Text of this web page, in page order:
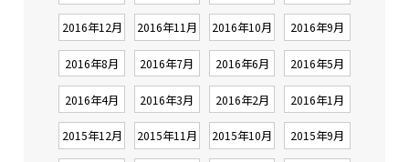
2016年12月 2016年11月 2016年10月 2016年9月
2016年8月 2016年7月 2016年6月 2016年5月
2016年4月 2016年3月 2016年2月 2016年1月
2015年12月 2015年11月 2015年10月 2015年9月